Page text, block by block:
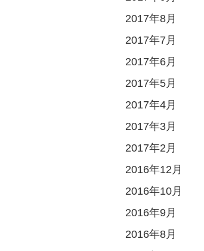
2017年8月
2017年7月
2017年6月
2017年5月
2017年4月
2017年3月
2017年2月
2016年12月
2016年10月
2016年9月
2016年8月